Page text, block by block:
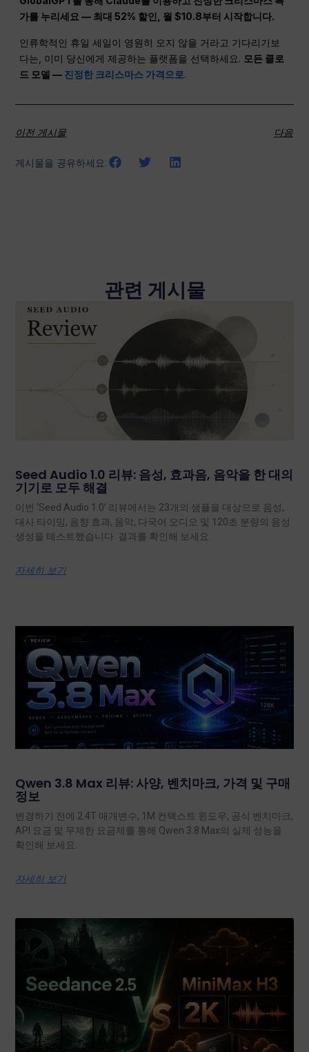
가를 누리세요 — 최대 52% 할인, 월 $10.8부터 시작합니다.
인류학적인 휴일 세일이 영원히 오지 않을 거라고 기다리기보
다는, 이미 당신에게 제공하는 플랫폼을 선택하세요. 모든 클로
드 모델 — 진정한 크리스마스 가격으로.
이전 게시물 다음
게시물을 공유하세요:
관련 게시물
Seed Audio 1.0 리뷰: 음성, 효과음, 음악을 한 대의
기기로 모두 해결
이번 ‘Seed Audio 1.0’ 리뷰에서는 23개의 샘플을 대상으로 음성,
대사 타이밍, 음향 효과, 음악, 다국어 오디오 및 120초 분량의 음성
생성을 테스트했습니다. 결과를 확인해 보세요.
자세히 보기
Qwen 3.8 Max 리뷰: 사양, 벤치마크, 가격 및 구매
정보
변경하기 전에 2.4T 매개변수, 1M 컨텍스트 윈도우, 공식 벤치마크,
API 요금 및 무제한 요금제를 통해 Qwen 3.8 Max의 실제 성능을
확인해 보세요.
자세히 보기